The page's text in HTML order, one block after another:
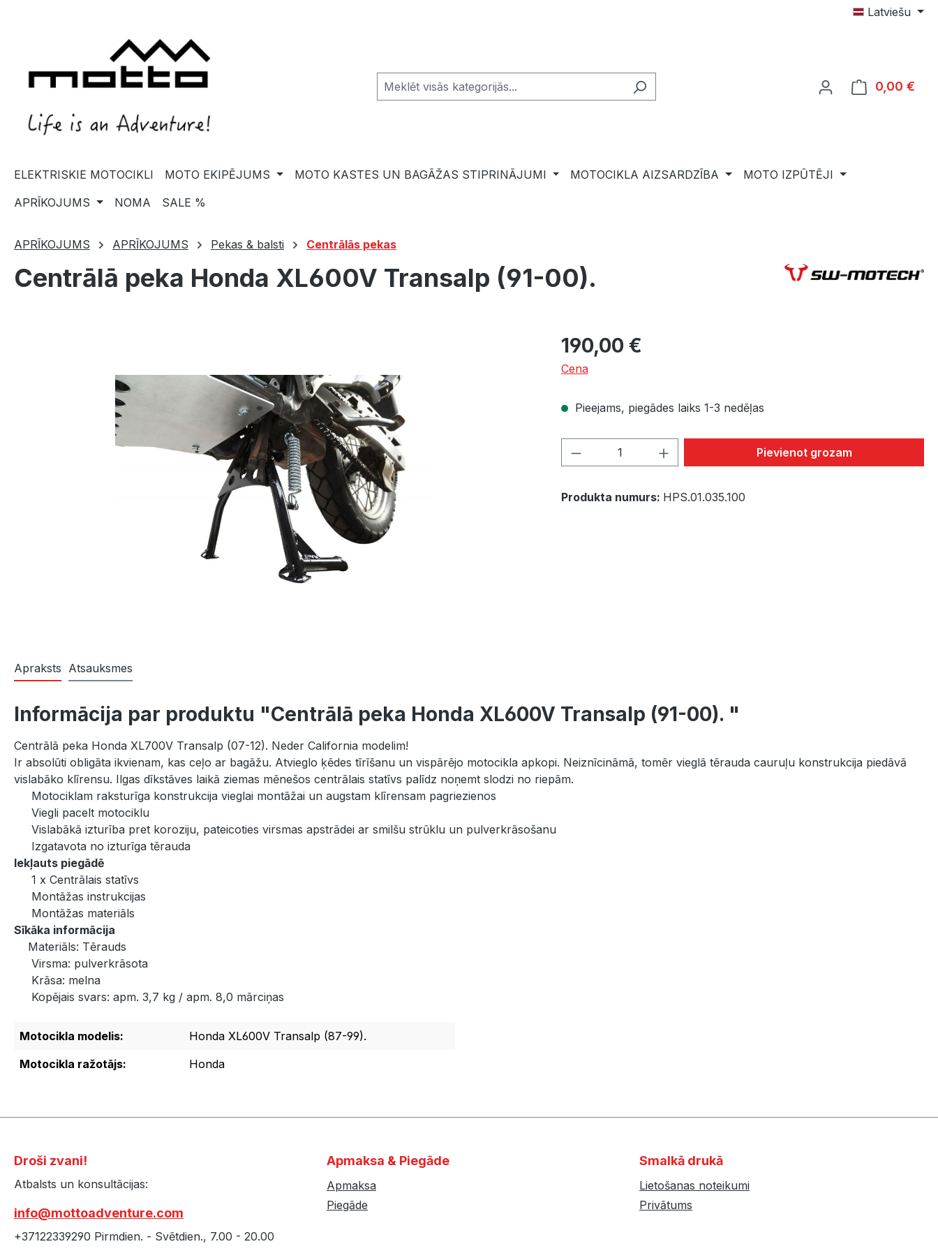
Latviešu
0,00 €
ELEKTRISKIE MOTOCIKLI MOTO EKIPĒJUMS MOTO KASTES UN BAGĀŽAS STIPRINĀJUMI MOTOCIKLA AIZSARDZĪBA
MOTO IZPŪTĒJI
APRĪKOJUMS
NOMA SALE %
APRĪKOJUMS APRĪKOJUMS Pekas & balsti Centrālās pekas
Centrālā peka Honda XL600V Transalp (91-00).
190,00 €
Cena
Pieejams, piegādes laiks 1-3 nedēļas
Product Quantity: Enter the desired amount
Pievienot grozam
Produkta numurs: HPS.01.035.100
Apraksts Atsauksmes
Informācija par produktu "Centrālā peka Honda XL600V Transalp (91-00). "
Centrālā peka Honda XL700V Transalp (07-12). Neder California modelim!
Ir absolūti obligāta ikvienam, kas ceļo ar bagāžu. Atvieglo ķēdes tīrīšanu un vispārējo motocikla apkopi. Neiznīcināmā, tomēr vieglā tērauda cauruļu konstrukcija piedāvā
vislabāko klīrensu. Ilgas dīkstāves laikā ziemas mēnešos centrālais statīvs palīdz noņemt slodzi no riepām.
Motociklam raksturīga konstrukcija vieglai montāžai un augstam klīrensam pagriezienos
Viegli pacelt motociklu
Vislabākā izturība pret koroziju, pateicoties virsmas apstrādei ar smilšu strūklu un pulverkrāsošanu
Izgatavota no izturīga tērauda
Iekļauts piegādē
1 x Centrālais statīvs
Montāžas instrukcijas
Montāžas materiāls
Sīkāka informācija
Materiāls: Tērauds
Virsma: pulverkrāsota
Krāsa: melna
Kopējais svars: apm. 3,7 kg / apm. 8,0 mārciņas
Motocikla modelis:
Honda XL600V Transalp (87-99).
Motocikla ražotājs:
Honda
Droši zvani!
Atbalsts un konsultācijas:
info@mottoadventure.com
+37122339290 Pirmdien. - Svētdien., 7.00 - 20.00
Apmaksa & Piegāde
Apmaksa
Piegāde
Smalkā drukā
Lietošanas noteikumi
Privātums